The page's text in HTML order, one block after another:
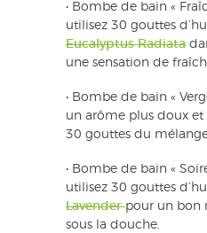
• Bombe de bain «
utilisez 30 gouttes
Eucalyptus Radiata
une sensation de
• Bombe de bain «
un arôme plus doux
30 gouttes du
• Bombe de bain «
utilisez 30 gouttes
Lavender pour un bon
sous la douche.